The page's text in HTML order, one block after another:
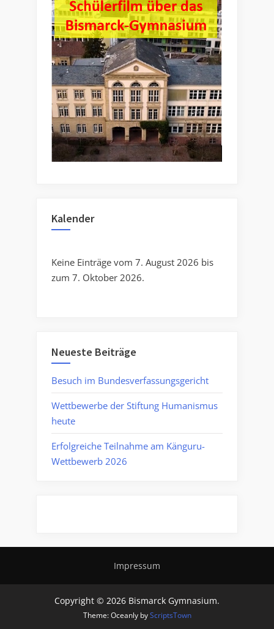
Kalender
Keine Einträge vom 7. August 2026 bis
zum 7. Oktober 2026.
Neueste Beiträge
Besuch im Bundesverfassungsgericht
Wettbewerbe der Stiftung Humanismus
heute
Erfolgreiche Teilnahme am Känguru-
Wettbewerb 2026
Impressum
Copyright © 2026 Bismarck Gymnasium.
Theme: Oceanly byScriptsTown